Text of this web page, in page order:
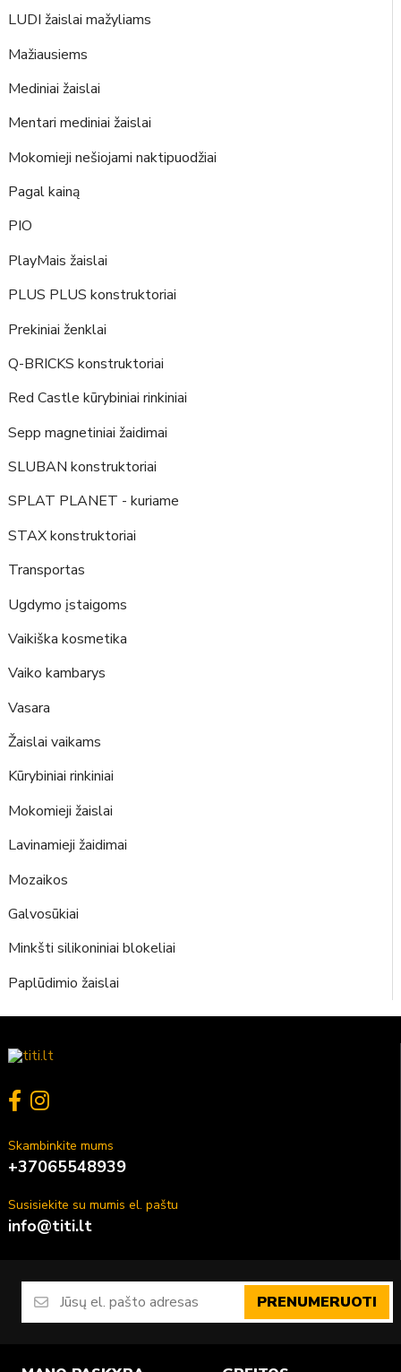
LUDI žaislai mažyliams
Mažiausiems
Mediniai žaislai
Mentari mediniai žaislai
Mokomieji nešiojami naktipuodžiai
Pagal kainą
PIO
PlayMais žaislai
PLUS PLUS konstruktoriai
Prekiniai ženklai
Q-BRICKS konstruktoriai
Red Castle kūrybiniai rinkiniai
Sepp magnetiniai žaidimai
SLUBAN konstruktoriai
SPLAT PLANET - kuriame
STAX konstruktoriai
Transportas
Ugdymo įstaigoms
Vaikiška kosmetika
Vaiko kambarys
Vasara
Žaislai vaikams
Kūrybiniai rinkiniai
Mokomieji žaislai
Lavinamieji žaidimai
Mozaikos
Galvosūkiai
Minkšti silikoniniai blokeliai
Paplūdimio žaislai
Skambinkite mums
+37065548939
Susisiekite su mumis el. paštu
info@titi.lt
PRENUMERUOTI